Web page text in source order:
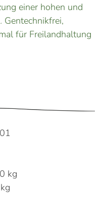
einer hohen und
Gentechnikfrei,
für Freilandhaltung
kg